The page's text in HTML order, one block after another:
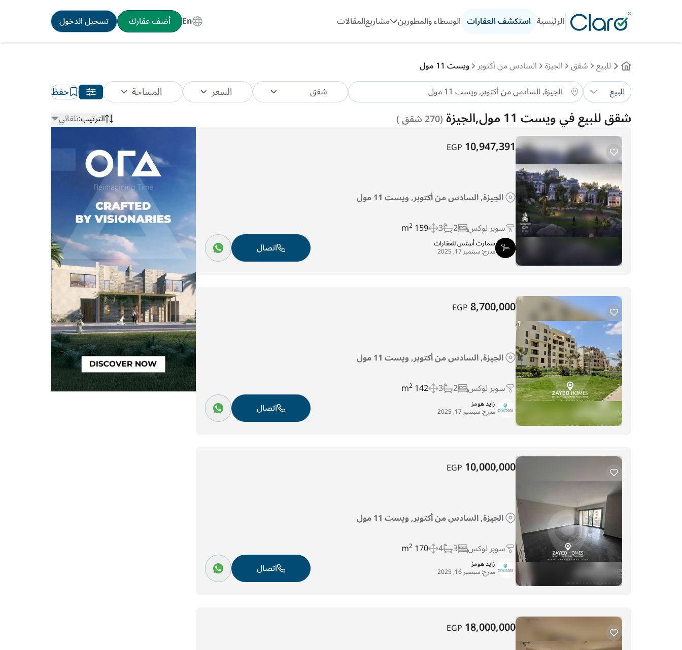
الرئيسية استكشف العقارات الوسطاء والمطورين مشاريعالمقالات En أضف عقارك تسجيل الدخول
للبيع شقق الجيزة السادس من أكتوبر ويست 11 مول
للبيع
شقق السعر المساحة حفظ
شقق للبيع في ويست 11 مول,الجيزة (270 شقق ) الترتيب:تلقائي
10,947,391
EGP
الجيزة, السادس من أكتوبر, ويست 11 مول
سوبر لوكس 2
3
159 m
2
سمارت أسِتس للعقارات
مدرج:سبتمبر 17, 2025 اتصال
8,700,000
EGP
الجيزة, السادس من أكتوبر, ويست 11 مول
سوبر لوكس 2
3
142 m
2
زايد هومز
مدرج:سبتمبر 17, 2025 اتصال
10,000,000
EGP
الجيزة, السادس من أكتوبر, ويست 11 مول
سوبر لوكس 3
4
170 m
2
زايد هومز
مدرج:سبتمبر 16, 2025 اتصال
18,000,000
EGP